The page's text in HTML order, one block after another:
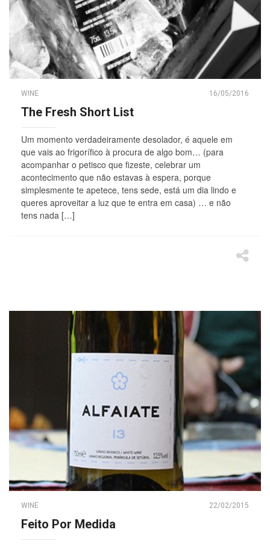
WINE 16/05/2016
The Fresh Short List
Um momento verdadeiramente desolador, é aquele em
que vais ao frigorífico à procura de algo bom… (para
acompanhar o petisco que fizeste, celebrar um
acontecimento que não estavas à espera, porque
simplesmente te apetece, tens sede, está um dia lindo e
queres aproveitar a luz que te entra em casa) … e não
tens nada […]
WINE 22/02/2015
Feito Por Medida